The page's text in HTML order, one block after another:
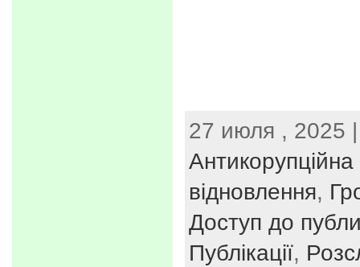
27 июля , 2025 |
Антикорупційна
відновлення,
Доступ до
Публікації,